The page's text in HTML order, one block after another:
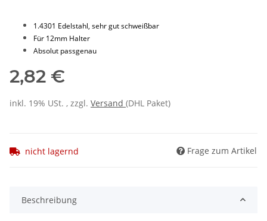
1.4301 Edelstahl, sehr gut schweißbar
Für 12mm Halter
Absolut passgenau
2,82 €
inkl. 19% USt. , zzgl. Versand (DHL Paket)
nicht lagernd Frage zum Artikel
Beschreibung